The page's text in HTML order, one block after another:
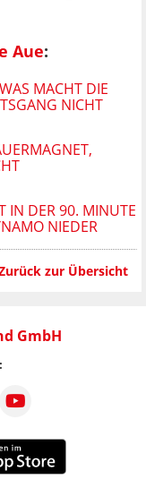
Aue:
MACHT DIE D
NICHT A
IN DER 90. MINUTE
NIEDER
zur Übersicht
GmbH